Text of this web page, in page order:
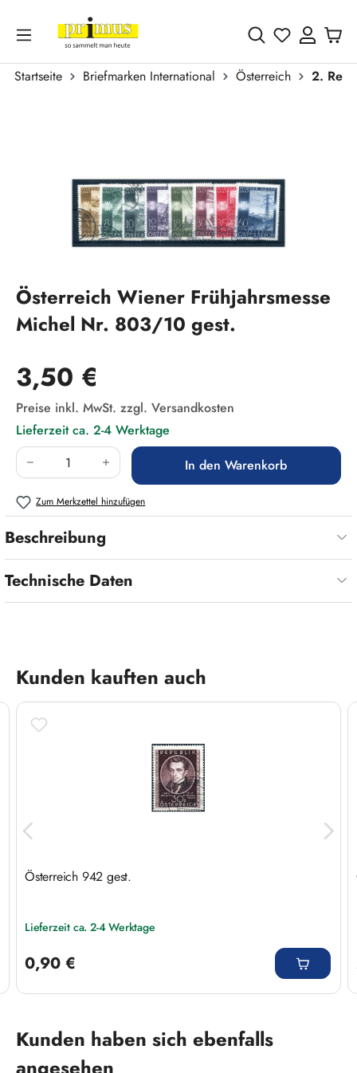
Zum Hauptinhalt springen
Du hast 0
Startseite Briefmarken International Österreich
2.
Österreich Wiener Frühjahrsmesse
Michel Nr. 803/10 gest.
Regulärer Preis:
3,50 €
Preise inkl. MwSt. zzgl. Versandkosten
Lieferzeit ca. 2-4 Werktage
Produkt Anzahl: Gib den gewünschten Wert
In den Warenkorb
Zum Merkzettel hinzufügen
Beschreibung
Technische Daten
Produktgalerie überspringen
Kunden kauften auch
Österreich 942 gest.
Lieferzeit ca. 2-4 Werktage
0,90 €
Produktgalerie überspringen
Kunden haben sich ebenfalls